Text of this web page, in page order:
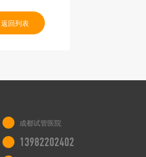
返回列表
成都试管医院
13982202402